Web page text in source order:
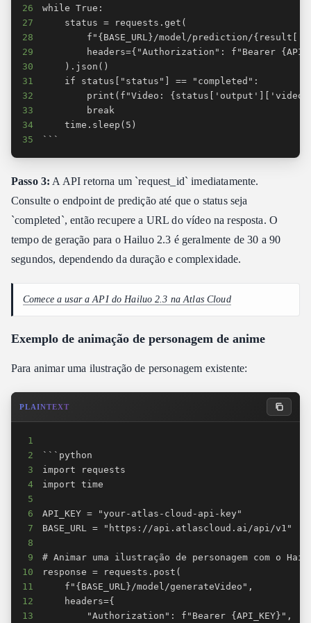
26
27
28
29
30
31
32
33
34
35
```
Passo 3: A API retorna um `request_id` imediatamente.
Consulte o endpoint de predição até que o status seja
`completed`, então recupere a URL do vídeo na resposta. O
tempo de geração para o Hailuo 2.3 é geralmente de 30 a 90
segundos, dependendo da duração e complexidade.
Comece a usar a API do Hailuo 2.3 na Atlas Cloud
Exemplo de animação de personagem de anime
Para animar uma ilustração de personagem existente:
PLAINTEXT
1
2
3
4
5
6
7
8
9
10
11
12
13